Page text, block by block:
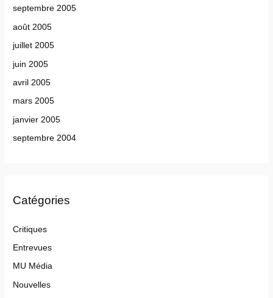
septembre 2005
août 2005
juillet 2005
juin 2005
avril 2005
mars 2005
janvier 2005
septembre 2004
Catégories
Critiques
Entrevues
MU Média
Nouvelles